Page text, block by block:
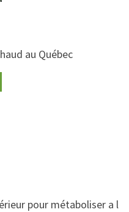
au Québec
pour métaboliser a l